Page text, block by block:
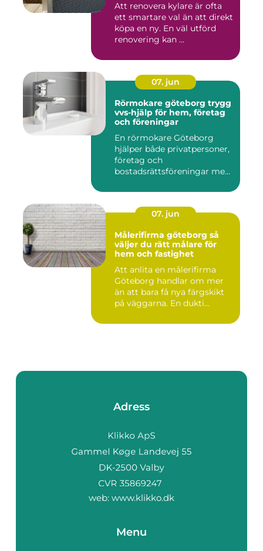
Att renovera kylare är ofta
ett smartare val än att direkt
köpa en ny. En väl utförd
renovering kan ...
07. jun
Rörmokare göteborg trygg
vvs-hjälp för hem, företag
och föreningar
En rörmokare Göteborg
hjälper både privatpersoner,
företag och
bostadsrättsföreningar med
07. jun
Målerifirma göteborg så
väljer du rätt målare för
hem och fastighet
Att anlita en målerifirma
Göteborg handlar om mer
än att bara få nya färgskikt
på väggarna. En dukti...
Adress
web: www.klikko.dk
Menu